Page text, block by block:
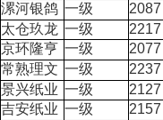
漯河银鸽 一级
2087
太仓玖龙 一级
2217
京环隆亨 一级
2077
常熟理文 一级
2237
景兴纸业 一级
2127
吉安纸业 一级
2157